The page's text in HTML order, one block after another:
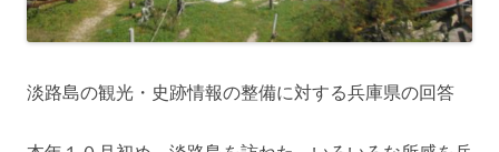
淡路島の観光・史跡情報の整備に対する兵庫県の回答